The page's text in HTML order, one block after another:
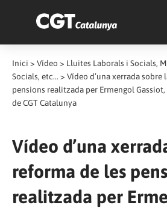
Inici > Vídeo > Lluites Laborals i Socials,
Socials, etc... > Vídeo d’una xerrada sobre
pensions realitzada per Ermengol Gassiot,
de CGT Catalunya
Vídeo d’una
reforma de les
realitzada per